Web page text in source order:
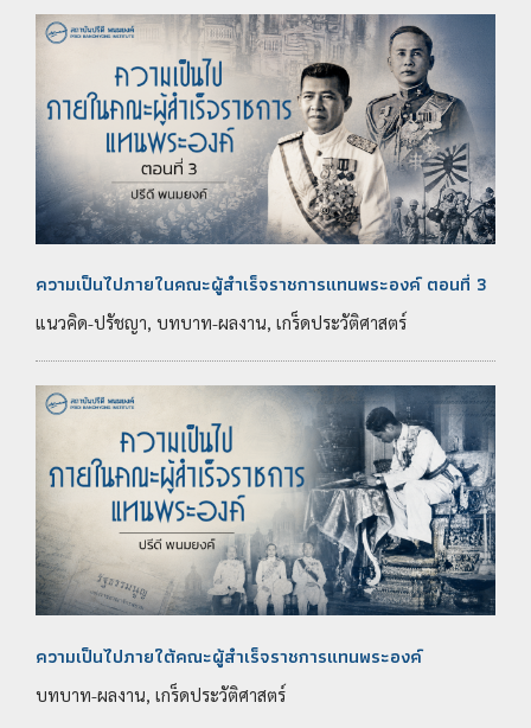
ความเป็นไปภายในคณะผู้สำเร็จราชการแทนพระองค์ ตอนที่ 3
แนวคิด-ปรัชญา, บทบาท-ผลงาน, เกร็ดประวัติศาสตร์
ความเป็นไปภายใต้คณะผู้สำเร็จราชการแทนพระองค์
บทบาท-ผลงาน, เกร็ดประวัติศาสตร์